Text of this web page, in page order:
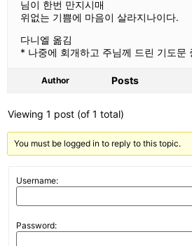
님이 한번 만지시매
위없는 기쁨에 마음이 살라지나이다.
다니엘 옮김
* 나중에 회개하고 주님께 드린 기도문
Author Posts
Viewing 1 post (of 1 total)
You must be logged in to reply to this topic.
Username:
Password: